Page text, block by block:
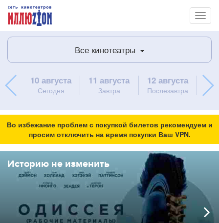
Все кинотеатры
10 августа
Сегодня
11 августа
Завтра
12 августа
Послезавтра
13
Во избежание проблем с покупкой билетов рекомендуем и
просим отключить на время покупки Ваш VPN.
Историю не изменить